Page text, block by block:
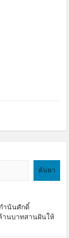
ค้นหา
ำนันศักดิ์
านบาทสานฝันให้